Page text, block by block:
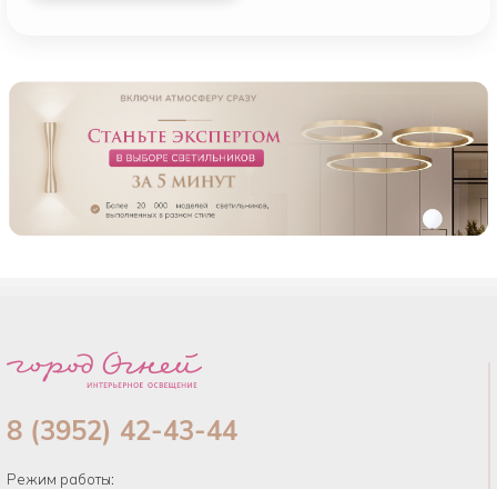
8 (3952) 42-43-44
Режим работы: